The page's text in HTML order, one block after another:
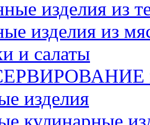
изделия из
изделия из
и салаты
изделия
кулинарные